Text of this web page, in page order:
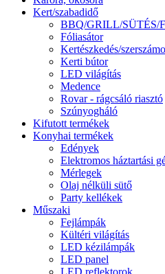
Kert/szabadidő
BBQ/GRILL/SÜTÉS/
Fóliasátor
Kertészkedés/
Kerti bútor
LED világítás
Medence
Rovar - rágcsáló riasztó
Szúnyogháló
Kifutott termékek
Konyhai termékek
Edények
Elektromos háztartási
Mérlegek
Olaj nélküli sütő
Party kellékek
Műszaki
Fejlámpák
Kültéri világítás
LED kézilámpák
LED panel
LED reflektorok